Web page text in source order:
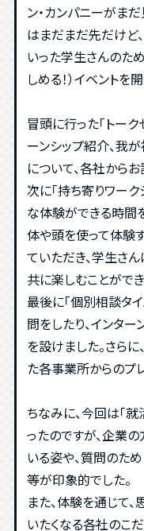
ン・カンパニーがま
はまだまだ先だけど
いった学生さんのた
しめる！）イベントを
冒頭に行った「トーク
ーンシップ紹介、我
について、各社から
次に「持ち寄りワーク
な体験ができる時間
体や頭を使って体験
ていただき、学生さ
共に楽しむことができ
最後に「個別相談タ
問をしたり、インタ
を設けました。さら
た各事業所からのプ
ちなみに、今回は「
ったのですが、企業
いる姿や、質問のた
等が印象的でした。
また、体験を通じて、
いたくなる各社のこ